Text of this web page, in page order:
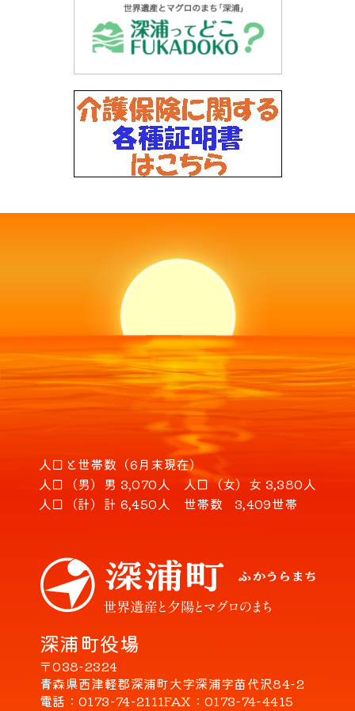
深浦町役場
〒038-2324
青森県西津軽郡深浦町大字深浦字苗代沢84-2
電話
0173-74-2111FAX 0173-74-4415
人口と世帯数（6月末現在）
人口（男） 男 3,070人 人口（女） 女 3,380人
人口（計） 計 6,450人 世帯数 3,409世帯